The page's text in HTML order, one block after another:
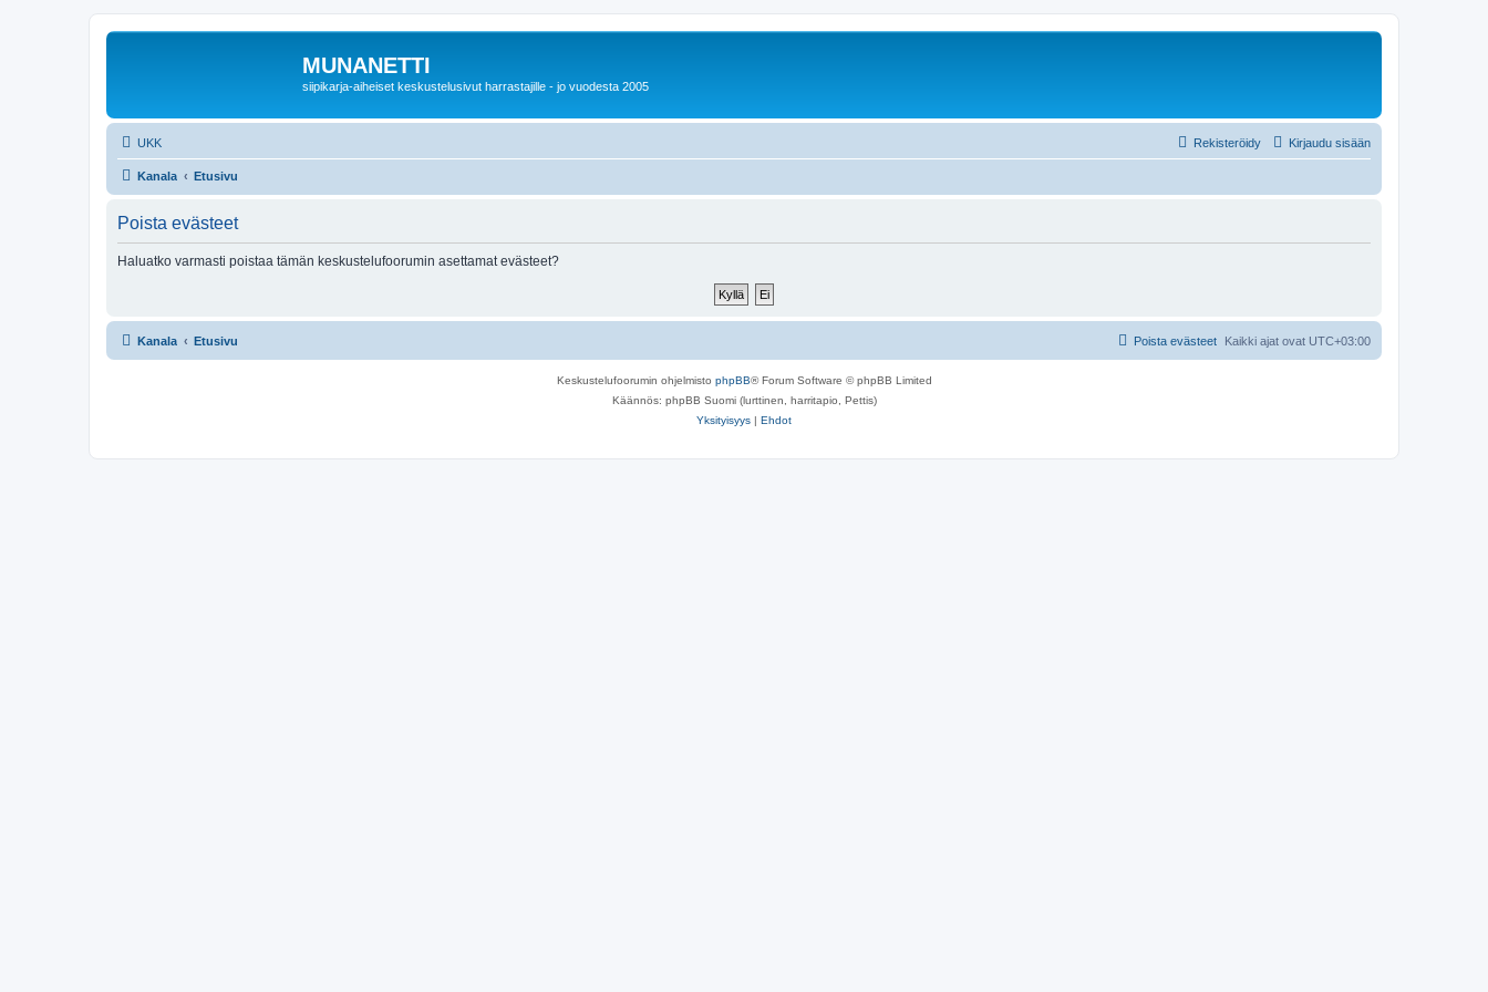
MUNANETTI
siipikarja-aiheiset keskustelusivut harrastajille - jo vuodesta 2005
UKK Kirjaudu sisään
Rekisteröidy
Kanala Etusivu
Poista evästeet
Haluatko varmasti poistaa tämän keskustelufoorumin asettamat evästeet?
Kanala Etusivu Kaikki ajat ovat UTC+03:00
Poista evästeet
Keskustelufoorumin ohjelmisto phpBB® Forum Software © phpBB Limited
Käännös: phpBB Suomi (lurttinen, harritapio, Pettis)
Yksityisyys | Ehdot